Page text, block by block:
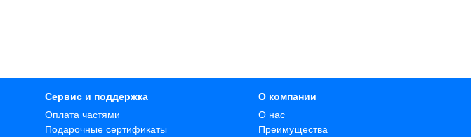
Сервис и поддержка
Оплата частями
Подарочные сертификаты
О компании
О нас
Преимущества